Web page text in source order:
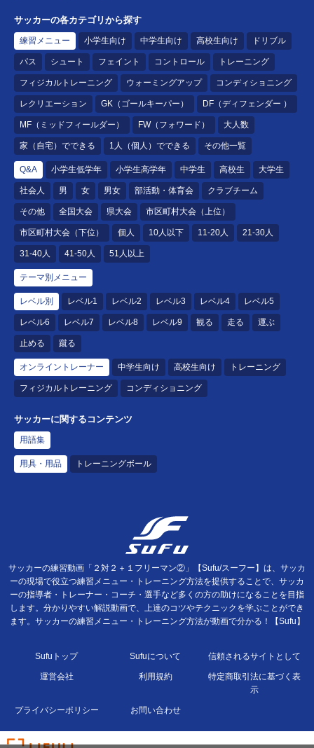
サッカーの各カテゴリから探す
練習メニュー 小学生向け 中学生向け 高校生向け ドリブル
パス シュート フェイント コントロール トレーニング
フィジカルトレーニング ウォーミングアップ コンディショニング
レクリエーション GK（ゴールキーパー） DF（ディフェンダー ）
MF（ミッドフィールダー） FW（フォワード） 大人数
家（自宅）でできる 1人（個人）でできる その他一覧
Q&A 小学生低学年 小学生高学年 中学生 高校生 大学生
社会人 男 女 男女 部活動・体育会 クラブチーム
その他 全国大会 県大会 市区町村大会（上位）
市区町村大会（下位） 個人 10人以下 11-20人 21-30人
31-40人 41-50人 51人以上
テーマ別メニュー
レベル別 レベル1 レベル2 レベル3 レベル4 レベル5
レベル6 レベル7 レベル8 レベル9 観る 走る 運ぶ
止める 蹴る
オンライントレーナー 中学生向け 高校生向け トレーニング
フィジカルトレーニング コンディショニング
サッカーに関するコンテンツ
用語集
用具・用品 トレーニングボール
サッカーの練習動画「２対２＋１フリーマン②」【Sufu/スーフー】は、サッカ
ーの現場で役立つ練習メニュー・トレーニング方法を提供することで、サッカ
ーの指導者・トレーナー・コーチ・選手など多くの方の助けになることを目指
します。分かりやすい解説動画で、上達のコツやテクニックを学ぶことができ
ます。サッカーの練習メニュー・トレーニング方法が動画で分かる！【Sufu】
Sufuトップ Sufuについて 信頼されるサイトとして
運営会社 利用規約
特定商取引法に基づく表
示
プライバシーポリシー お問い合わせ